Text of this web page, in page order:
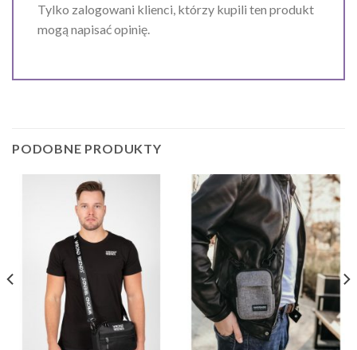
Tylko zalogowani klienci, którzy kupili ten produkt
mogą napisać opinię.
PODOBNE PRODUKTY